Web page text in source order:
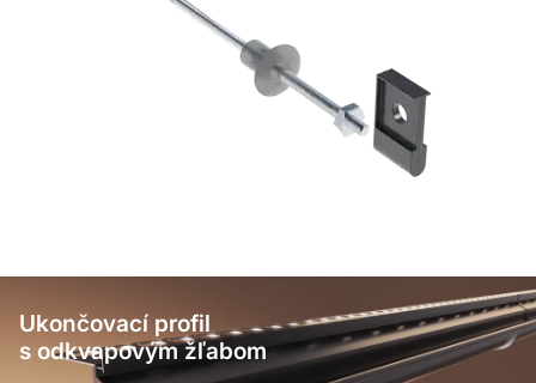
Ukončovací profil
s odkvapovým žľabom